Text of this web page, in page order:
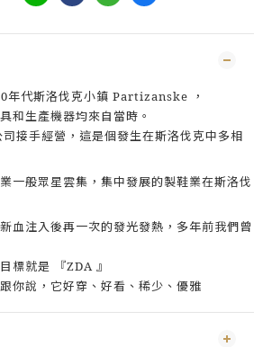
年代斯洛伐克小鎮 Partizanske ，
和生產機器均來自當時。
接手經營，這是個發生在斯洛伐克中多相
一般眾星雲集，集中發展的製鞋業在斯洛伐
血注入後再一次的發光發熱，多年前我們曾
標就是 『ZDA 』
你說，它好穿、好看、稀少、優雅